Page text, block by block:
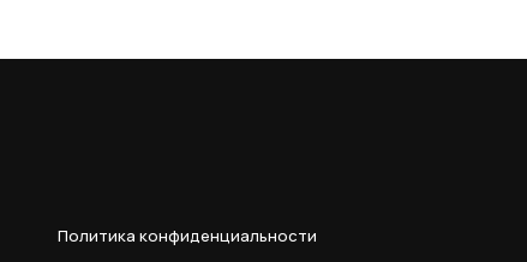
Политика конфиденциальности